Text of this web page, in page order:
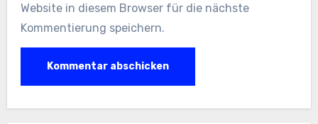
Website in diesem Browser für die nächste
Kommentierung speichern.